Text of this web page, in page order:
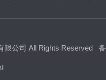
限公司 All Rights Reserved